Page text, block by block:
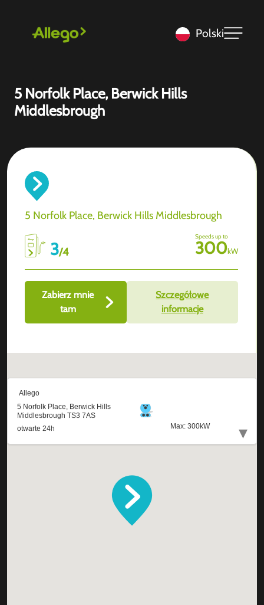
Polski
5 Norfolk Place, Berwick Hills
Middlesbrough
5 Norfolk Place, Berwick Hills Middlesbrough
3/4
Speeds up to
300kW
Zabierz mnie
tam
Szczegółowe
informacje